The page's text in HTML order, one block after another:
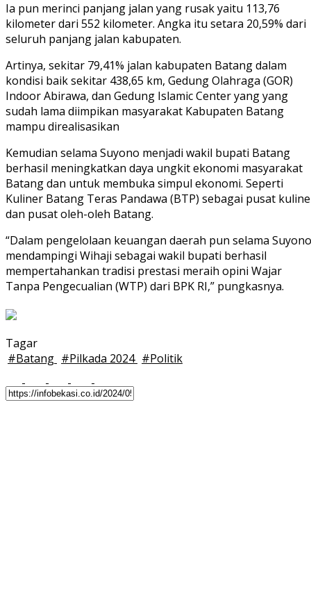
Ia pun merinci panjang jalan yang rusak yaitu 113,76
kilometer dari 552 kilometer. Angka itu setara 20,59% dari
seluruh panjang jalan kabupaten.
Artinya, sekitar 79,41% jalan kabupaten Batang dalam
kondisi baik sekitar 438,65 km, Gedung Olahraga (GOR)
Indoor Abirawa, dan Gedung Islamic Center yang yang
sudah lama diimpikan masyarakat Kabupaten Batang
mampu direalisasikan
Kemudian selama Suyono menjadi wakil bupati Batang
berhasil meningkatkan daya ungkit ekonomi masyarakat
Batang dan untuk membuka simpul ekonomi. Seperti
Kuliner Batang Teras Pandawa (BTP) sebagai pusat
dan pusat oleh-oleh Batang.
“Dalam pengelolaan keuangan daerah pun selama Suyono
mendampingi Wihaji sebagai wakil bupati berhasil
mempertahankan tradisi prestasi meraih opini Wajar
Tanpa Pengecualian (WTP) dari BPK RI,” pungkasnya.
Tagar
#Batang #Pilkada 2024 #Politik